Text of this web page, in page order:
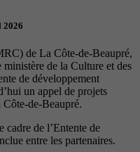
2026
de La Côte-de-Beaupré,
de la Culture et des
de développement
un appel de projets
de-Beaupré.
cadre de l’Entente de
entre les partenaires.